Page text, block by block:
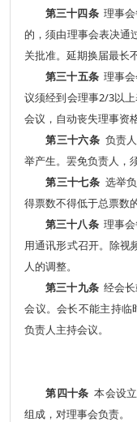
第三十四条理事会
的，须由理事会表决通
关批准。延期换届最长
第三十五条理事会
议须经到会理事2/3以上
会议，自动丧失理事资格
第三十六条负责人
举产生。罢免负责人，
第三十七条选举负
得票数不得低于总票数
第三十八条理事会
用通讯形式召开。除视
人的调整。
第三十九条经会长
会议。会长不能主持临
负责人主持会议。
第四十条 本会设
组成，对理事会负责。